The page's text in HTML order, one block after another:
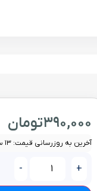
390,000تومان
آخرین به روزرسانی قیمت: 13 ساعت قبل
+
-